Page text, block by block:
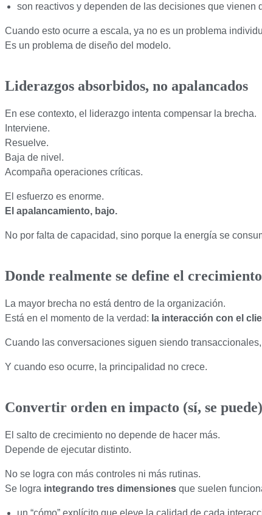
son reactivos y dependen de las decisiones que vienen
Cuando esto ocurre a escala, ya no es un problema
Es un problema de diseño del modelo.
Liderazgos absorbidos, no apalancados
En ese contexto, el liderazgo intenta compensar la brecha.
Interviene.
Resuelve.
Baja de nivel.
Acompaña operaciones críticas.
El esfuerzo es enorme.
El apalancamiento, bajo.
No por falta de capacidad, sino porque la energía se
Donde realmente se define el crecimiento
La mayor brecha no está dentro de la organización.
Está en el momento de la verdad: la interacción con el
Cuando las conversaciones siguen siendo
Y cuando eso ocurre, la principalidad no crece.
Convertir orden en impacto (sí, se puede)
El salto de crecimiento no depende de hacer más.
Depende de ejecutar distinto.
No se logra con más controles ni más rutinas.
Se logra integrando tres dimensiones que suelen
un “cómo” explícito que eleve la calidad de cada